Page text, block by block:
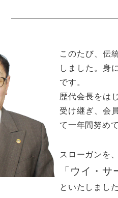
このたび、伝
しました。身
です。
歴代会長をは
受け継ぎ、会
て一年間努め
スローガンを、
「ウイ・
といたしました